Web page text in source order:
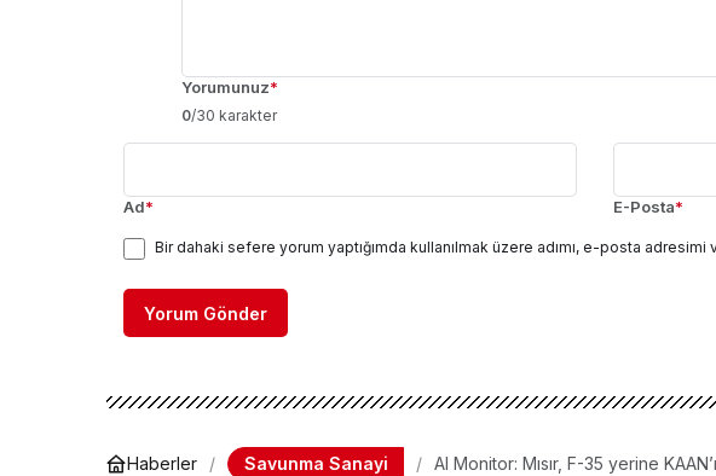
Yorumunuz*
0/30 karakter
Ad* E-Posta*
Bir dahaki sefere yorum yaptığımda kullanılmak üzere adımı, e-posta
Yorum Gönder
Haberler Savunma Sanayi Al Monitor: Mısır, F-35 yerine